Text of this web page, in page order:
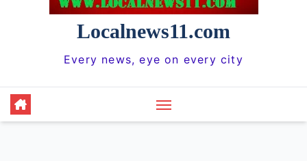
Localnews11.com
Every news, eye on every city